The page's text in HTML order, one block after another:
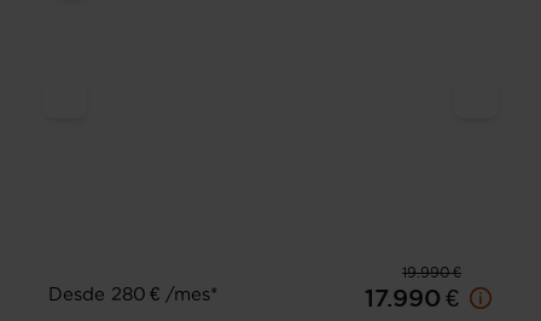
19.990 €
Desde 280 € /mes*
17.990 €